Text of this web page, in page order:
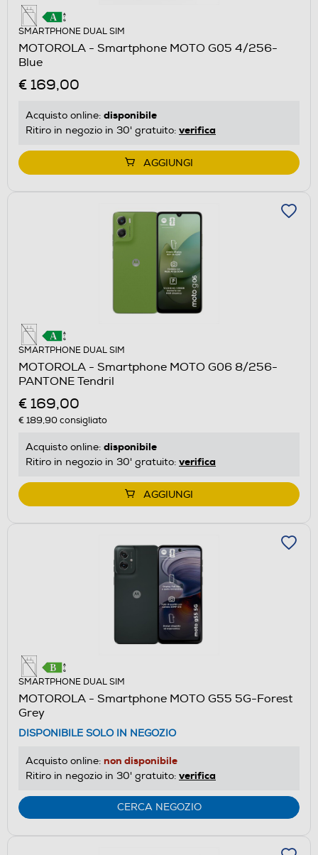
SMARTPHONE DUAL SIM
MOTOROLA - Smartphone MOTO G05 4/256-
Blue
€ 169,00
Acquisto online: disponibile
Ritiro in negozio in 30' gratuito: verifica
AGGIUNGI
SMARTPHONE DUAL SIM
MOTOROLA - Smartphone MOTO G06 8/256-
PANTONE Tendril
€ 169,00
€ 189,90consigliato
Acquisto online: disponibile
Ritiro in negozio in 30' gratuito: verifica
AGGIUNGI
SMARTPHONE DUAL SIM
MOTOROLA - Smartphone MOTO G55 5G-Forest
Grey
DISPONIBILE SOLO IN NEGOZIO
Acquisto online: non disponibile
Ritiro in negozio in 30' gratuito: verifica
CERCA NEGOZIO